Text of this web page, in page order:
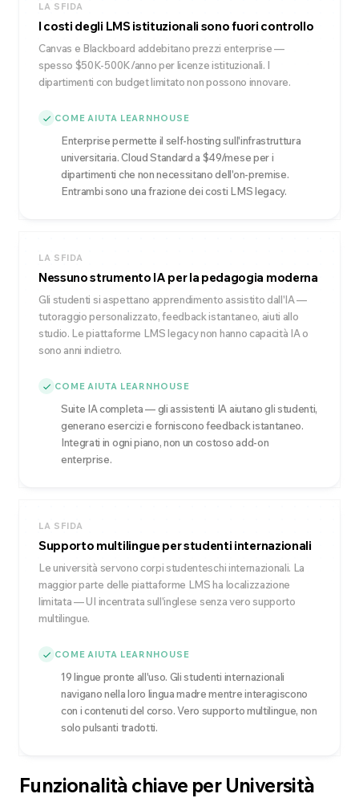
LA SFIDA
I costi degli LMS istituzionali sono fuori controllo
Canvas e Blackboard addebitano prezzi enterprise —
spesso $50K-500K/anno per licenze istituzionali. I
dipartimenti con budget limitato non possono innovare.
COME AIUTA LEARNHOUSE
Enterprise permette il self-hosting sull'infrastruttura
universitaria. Cloud Standard a $49/mese per i
dipartimenti che non necessitano dell'on-premise.
Entrambi sono una frazione dei costi LMS legacy.
LA SFIDA
Nessuno strumento IA per la pedagogia moderna
Gli studenti si aspettano apprendimento assistito dall'IA —
tutoraggio personalizzato, feedback istantaneo, aiuti allo
studio. Le piattaforme LMS legacy non hanno capacità IA o
sono anni indietro.
COME AIUTA LEARNHOUSE
Suite IA completa — gli assistenti IA aiutano gli studenti,
generano esercizi e forniscono feedback istantaneo.
Integrati in ogni piano, non un costoso add-on
enterprise.
LA SFIDA
Supporto multilingue per studenti internazionali
Le università servono corpi studenteschi internazionali. La
maggior parte delle piattaforme LMS ha localizzazione
limitata — UI incentrata sull'inglese senza vero supporto
multilingue.
COME AIUTA LEARNHOUSE
19 lingue pronte all'uso. Gli studenti internazionali
navigano nella loro lingua madre mentre interagiscono
con i contenuti del corso. Vero supporto multilingue, non
solo pulsanti tradotti.
Funzionalità chiave per Università